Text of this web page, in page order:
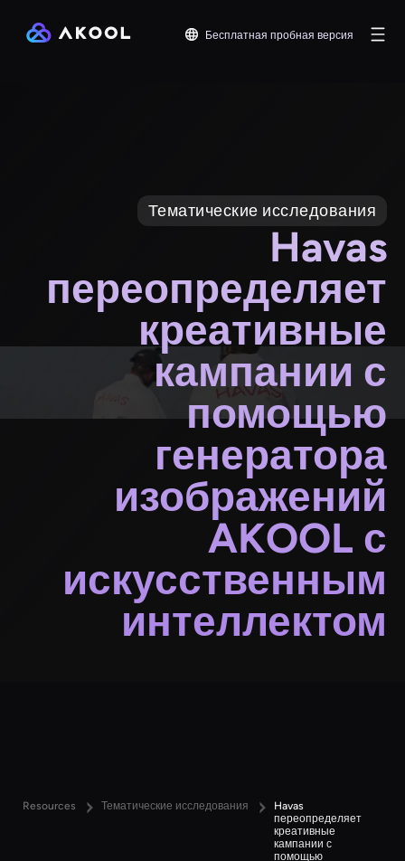
Бесплатная пробная версия
Тематические исследования
Havas
переопределяет
креативные
кампании с
помощью
генератора
изображений
AKOOL с
искусственным
интеллектом
Resources Тематические исследования
Havas
переопределяет
креативные
кампании с
помощью